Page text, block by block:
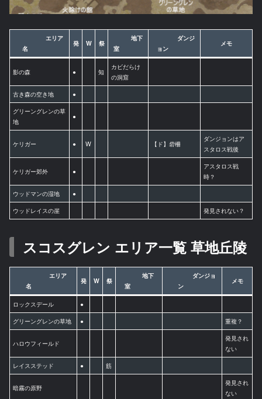
エリア
名
発 W 祭
地下
室
ダンジ
ョン
メモ
影の森 ● 知
カビだらけ
の洞窟
古き森の空き地
●
グリーングレンの草
地
●
ケリガー ● W 【ド】砦柵
ダンジョンはア
スタロス戦後
ケリガー郊外 ●
アスタロス戦
時？
ウッドマンの湿地
●
ウッドレイスの崖
発見されない？
スコスグレン エリア一覧 草地丘陵
エリア
名
発 W 祭
地下
室
ダンジョ
ン
メモ
ロックスデール
●
グリーングレンの草地
● 重複？
ハロウフィールド
発見され
ない
レイスステッド
● 筋
暗霧の原野
発見され
ない